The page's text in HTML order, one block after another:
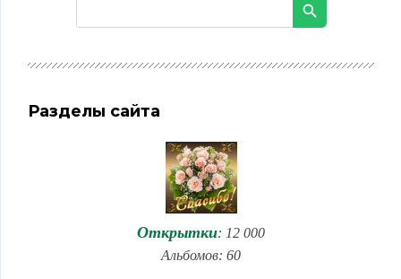
Разделы сайта
Открытки: 12 000
Альбомов: 60